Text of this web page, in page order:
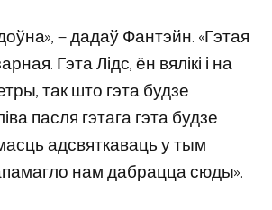
— дадаў Фантэйн. «Гэтая
Гэта Лідс, ён вялікі і на
так што гэта будзе
пасля гэтага гэта будзе
адсвяткаваць у тым
нам дабрацца сюды».